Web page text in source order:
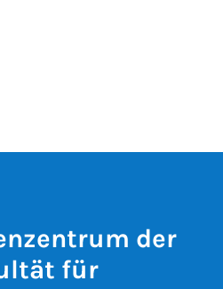
der
für